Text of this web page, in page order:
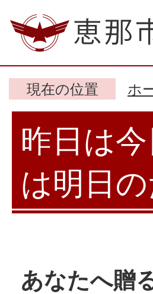
現在の位置 ホ
昨日は
は明日
あなたへ贈